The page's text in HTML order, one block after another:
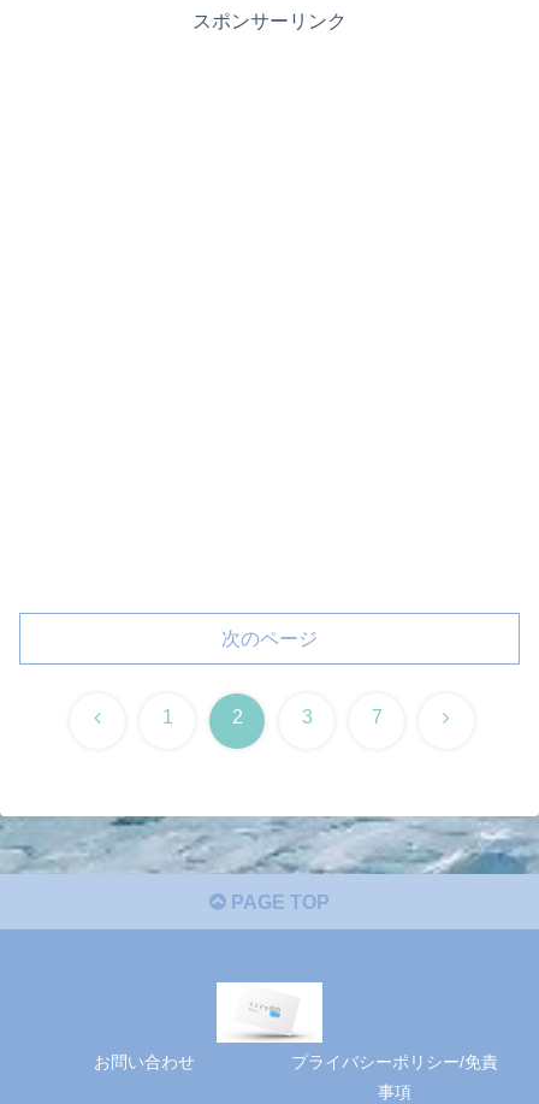
スポンサーリンク
次のページ
前 1 2 3 7 次
PAGE TOP
お問い合わせ
プライバシーポリシー/免責
事項